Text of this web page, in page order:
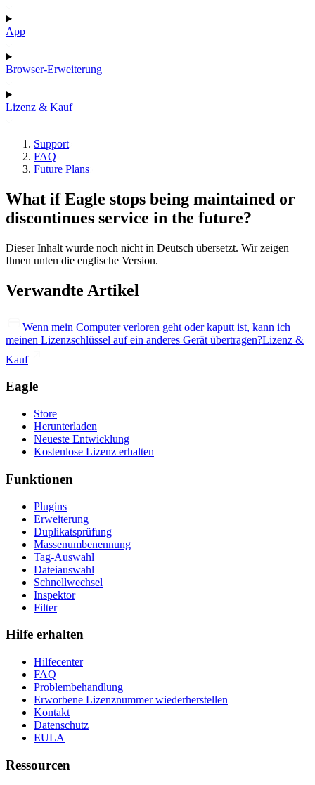
App
Browser-Erweiterung
Lizenz & Kauf
Support
FAQ
Future Plans
What if Eagle stops being maintained or
discontinues service in the future?
Dieser Inhalt wurde noch nicht in Deutsch übersetzt. Wir zeigen
Ihnen unten die englische Version.
Verwandte Artikel
Wenn mein Computer verloren geht oder kaputt ist, kann ich
meinen Lizenzschlüssel auf ein anderes Gerät übertragen?Lizenz &
Kauf
Eagle
Store
Herunterladen
Neueste Entwicklung
Kostenlose Lizenz erhalten
Funktionen
Plugins
Erweiterung
Duplikatsprüfung
Massenumbenennung
Tag-Auswahl
Dateiauswahl
Schnellwechsel
Inspektor
Filter
Hilfe erhalten
Hilfecenter
FAQ
Problembehandlung
Erworbene Lizenznummer wiederherstellen
Kontakt
Datenschutz
EULA
Ressourcen